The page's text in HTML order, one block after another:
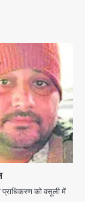
को वसूली में